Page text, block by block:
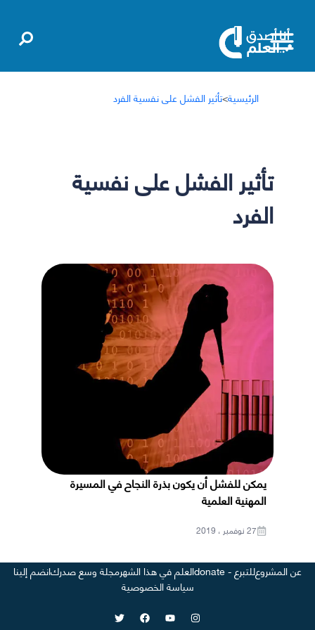
الرئيسية>تأثير الفشل على نفسية الفرد
تأثير الفشل على نفسية
الفرد
يمكن للفشل أن يكون بذرة النجاح في المسيرة
المهنية العلمية
27 نوفمبر ، 2019
عن المشروعللتبرع - donate العلم في هذا الشهرمجلة وسع صدركانضم إلينا
سياسة الخصوصية